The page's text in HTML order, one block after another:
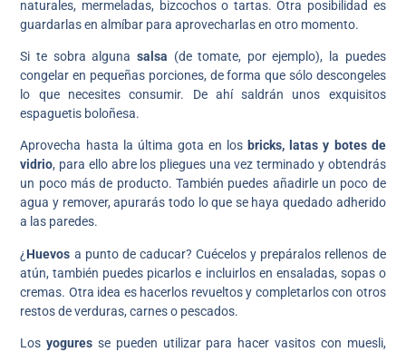
naturales, mermeladas, bizcochos o tartas. Otra posibilidad es
guardarlas en almíbar para aprovecharlas en otro momento.
Si te sobra alguna salsa (de tomate, por ejemplo), la puedes
congelar en pequeñas porciones, de forma que sólo descongeles
lo que necesites consumir. De ahí saldrán unos exquisitos
espaguetis boloñesa.
Aprovecha hasta la última gota en los bricks, latas y botes de
vidrio, para ello abre los pliegues una vez terminado y obtendrás
un poco más de producto. También puedes añadirle un poco de
agua y remover, apurarás todo lo que se haya quedado adherido
a las paredes.
¿ Huevos a punto de caducar? Cuécelos y prepáralos rellenos de
atún, también puedes picarlos e incluirlos en ensaladas, sopas o
cremas. Otra idea es hacerlos revueltos y completarlos con otros
restos de verduras, carnes o pescados.
Losyogures se pueden utilizar para hacer vasitos con muesli,